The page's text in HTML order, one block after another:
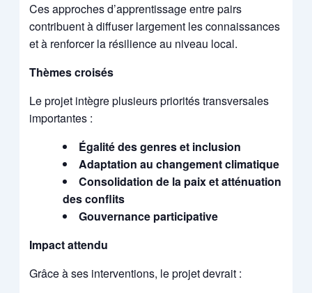
Ces approches d’apprentissage entre pairs
contribuent à diffuser largement les connaissances
et à renforcer la résilience au niveau local.
Thèmes croisés
Le projet intègre plusieurs priorités transversales
importantes :
Égalité des genres et inclusion
Adaptation au changement climatique
Consolidation de la paix et atténuation
des conflits
Gouvernance participative
Impact attendu
Grâce à ses interventions, le projet devrait :